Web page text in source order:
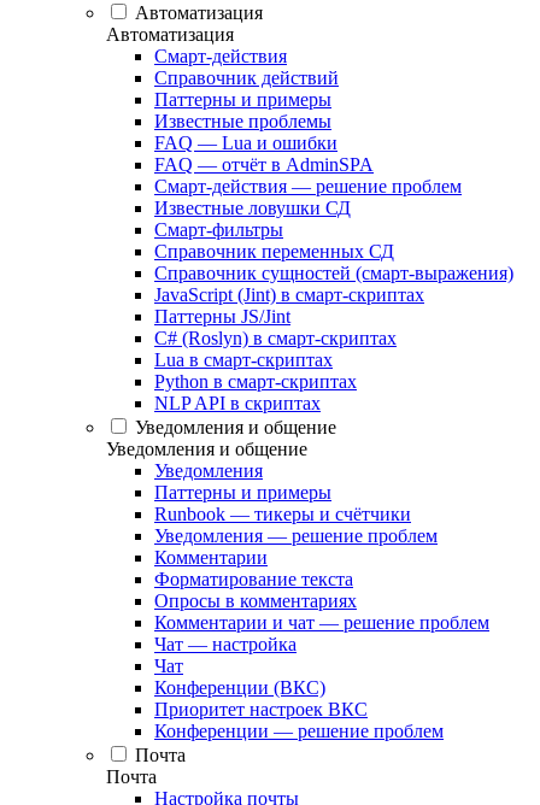
Автоматизация
Автоматизация
Смарт-действия
Справочник действий
Паттерны и примеры
Известные проблемы
FAQ — Lua и ошибки
FAQ — отчёт в AdminSPA
Смарт-действия — решение проблем
Известные ловушки СД
Смарт-фильтры
Справочник переменных СД
Справочник сущностей (смарт-выражения)
JavaScript (Jint) в смарт-скриптах
Паттерны JS/Jint
C# (Roslyn) в смарт-скриптах
Lua в смарт-скриптах
Python в смарт-скриптах
NLP API в скриптах
Уведомления и общение
Уведомления и общение
Уведомления
Паттерны и примеры
Runbook — тикеры и счётчики
Уведомления — решение проблем
Комментарии
Форматирование текста
Опросы в комментариях
Комментарии и чат — решение проблем
Чат — настройка
Чат
Конференции (ВКС)
Приоритет настроек ВКС
Конференции — решение проблем
Почта
Почта
Настройка почты